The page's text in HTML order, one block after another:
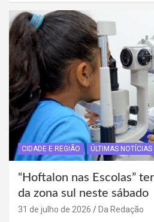
CIDADE E REGIÃO ÚLTIMAS NOTÍCIAS
“Hoftalon nas Escolas”
da zona sul neste sábado
31 de julho de 2026
Da Redação